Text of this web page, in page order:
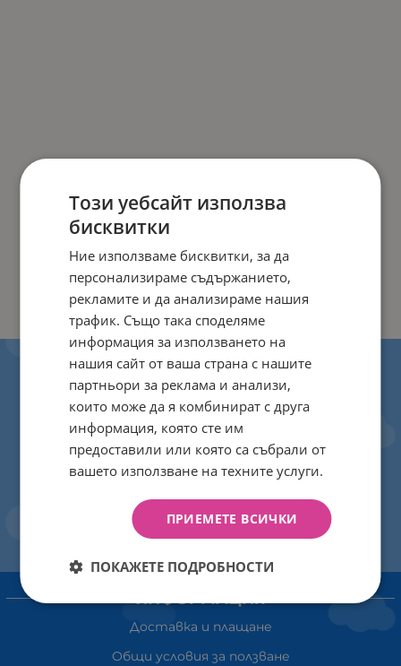
ИНФОРМАЦИЯ
Доставка и плащане
Общи условия за ползване
Този уебсайт използва
бисквитки
Ние използваме бисквитки, за да
персонализираме съдържанието,
рекламите и да анализираме нашия
трафик. Също така споделяме
информация за използването на
нашия сайт от ваша страна с нашите
партньори за реклама и анализи,
които може да я комбинират с друга
информация, която сте им
предоставили или която са събрали от
вашето използване на техните услуги.
ПРИЕМЕТЕ ВСИЧКИ
ПОКАЖЕТЕ ПОДРОБНОСТИ